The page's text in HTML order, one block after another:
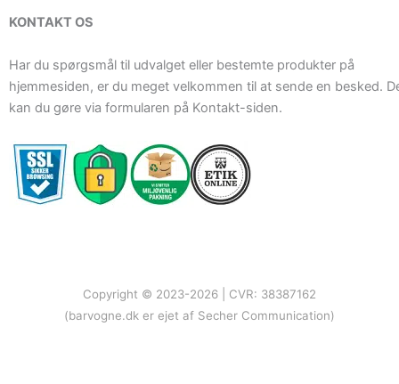
KONTAKT OS
Har du spørgsmål til udvalget eller bestemte produkter på
hjemmesiden, er du meget velkommen til at sende en besked.
kan du gøre via formularen på Kontakt-siden.
Copyright © 2023-2026 | CVR: 38387162
(barvogne.dk er ejet af Secher Communication)